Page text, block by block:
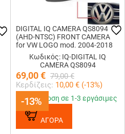
-13%
DIGITAL IQ CAMERA QS8094
(AHD-NTSC) FRONT CAMERA
for VW LOGO mod. 2004-2018
(49mm)Κωδικός: IQ-DIGITAL IQ
CAMERA QS8094
69,00€ 79,00 €
Κερδίζεις: 10,00 € (-13%)
-13%
Παράδοση σε 1-3 εργάσιμες
ΑΓΟΡΑ